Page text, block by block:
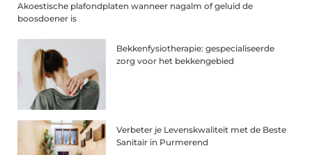
Akoestische plafondplaten wanneer nagalm of geluid de
boosdoener is
Bekkenfysiotherapie: gespecialiseerde
zorg voor het bekkengebied
Verbeter je Levenskwaliteit met de Beste
Sanitair in Purmerend